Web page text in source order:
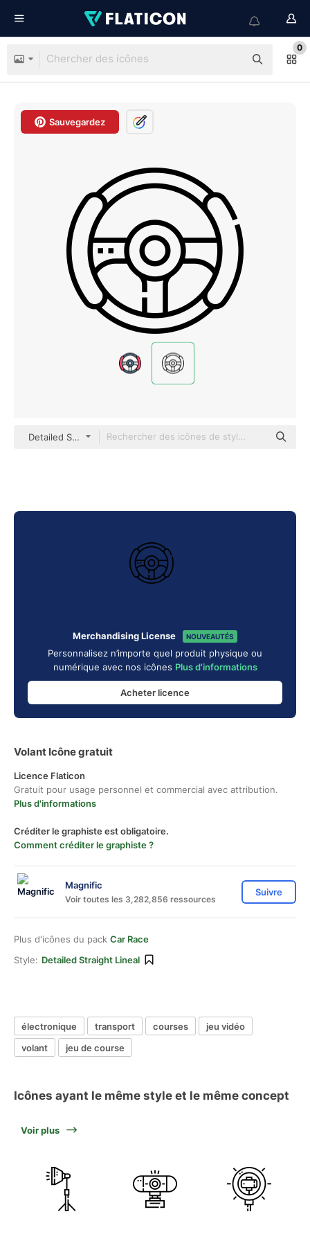
0
Sauvegardez
Detailed Straight Lineal
Merchandising License NOUVEAUTÉS
Personnalisez n’importe quel produit physique ou
numérique avec nos icônes Plus d'informations
Acheter licence
Volant Icône gratuit
Licence Flaticon
Gratuit pour usage personnel et commercial avec attribution.
Plus d'informations
Créditer le graphiste est obligatoire.
Comment créditer le graphiste ?
Magnific
Voir toutes les 3,282,856 ressources
Suivre
Plus d'icônes du pack Car Race
Style: Detailed Straight Lineal
électronique transport courses
jeu vidéo
volant
jeu de course
Icônes ayant le même style et le même concept
Voir plus